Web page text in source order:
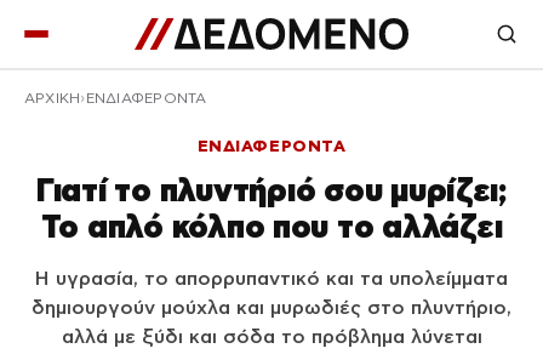
ΑΡΧΙΚΉ ΕΝΔΙΑΦΕΡΟΝΤΑ
ΕΝΔΙΑΦΕΡΟΝΤΑ
Γιατί το πλυντήριό σου μυρίζει;
Το απλό κόλπο που το αλλάζει
Η υγρασία, το απορρυπαντικό και τα υπολείμματα
δημιουργούν μούχλα και μυρωδιές στο πλυντήριο,
αλλά με ξύδι και σόδα το πρόβλημα λύνεται